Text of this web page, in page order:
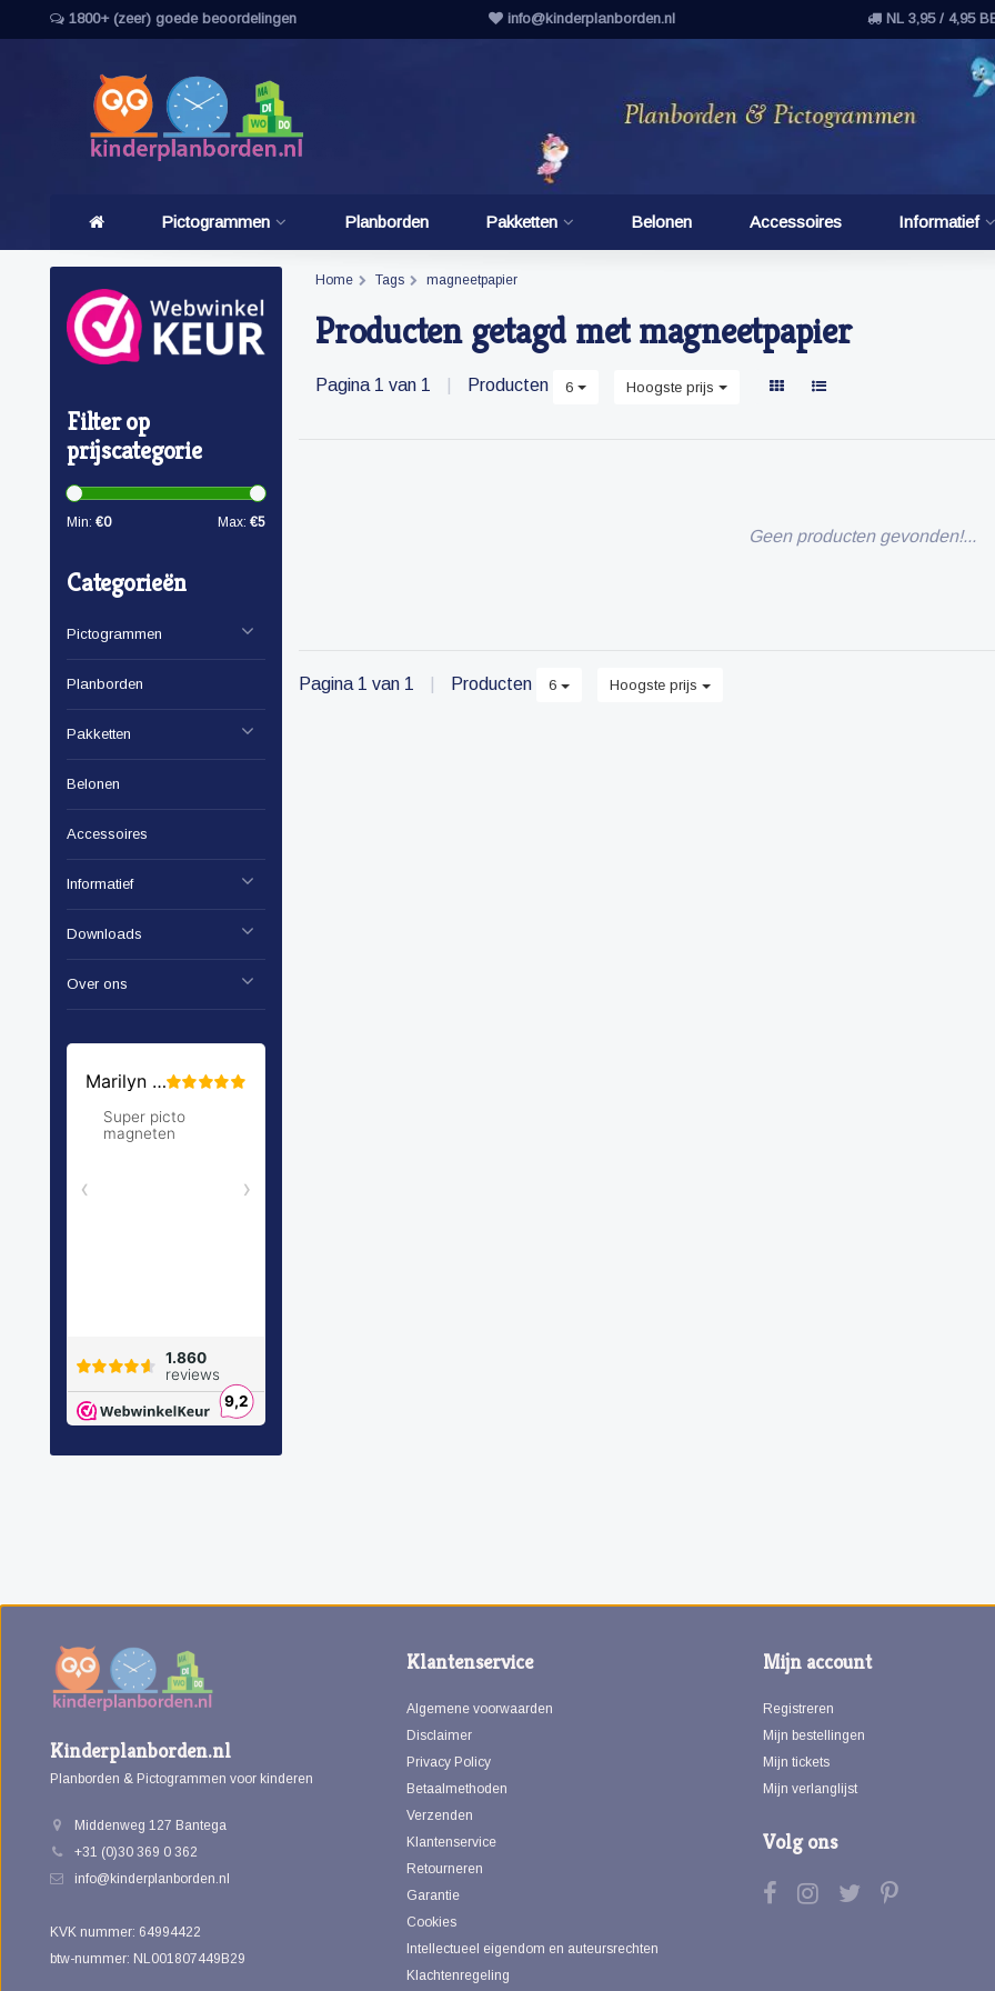
1800+ (zeer) goede beoordelingen info@kinderplanborden.nl NL 3,95 / 4,95
Pictogrammen Planborden Pakketten Belonen Accessoires Informatief
Filter op
prijscategorie
Min: €0 Max: €5
Categorieën
Pictogrammen
Planborden
Pakketten
Belonen
Accessoires
Informatief
Downloads
Over ons
Home Tags magneetpapier
Producten getagd met magneetpapier
Pagina 1 van 1 Producten 6 Hoogste prijs
Geen producten gevonden!...
Pagina 1 van 1 Producten 6 Hoogste prijs
Kinderplanborden.nl
Planborden & Pictogrammen voor kinderen
Middenweg 127 Bantega
+31 (0)30 369 0 362
info@kinderplanborden.nl
KVK nummer: 64994422
btw-nummer: NL001807449B29
Klantenservice
Algemene voorwaarden
Disclaimer
Privacy Policy
Betaalmethoden
Verzenden
Klantenservice
Retourneren
Garantie
Cookies
Intellectueel eigendom en auteursrechten
Klachtenregeling
Mijn account
Registreren
Mijn bestellingen
Mijn tickets
Mijn verlanglijst
Volg ons